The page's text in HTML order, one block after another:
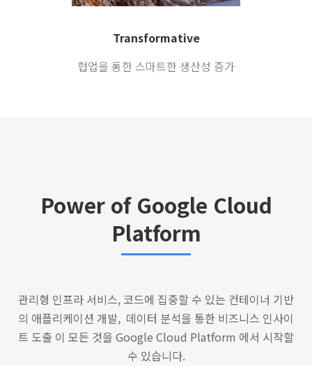
Transformative
협업을 통한 스마트한 생산성 증가
Power of Google Cloud
Platform
관리형 인프라 서비스, 코드에 집중할 수 있는 컨테이너 기반
의 애플리케이션 개발, 데이터 분석을 통한 비즈니스 인사이
트 도출 이 모든 것을 Google Cloud Platform 에서 시작할
수 있습니다.